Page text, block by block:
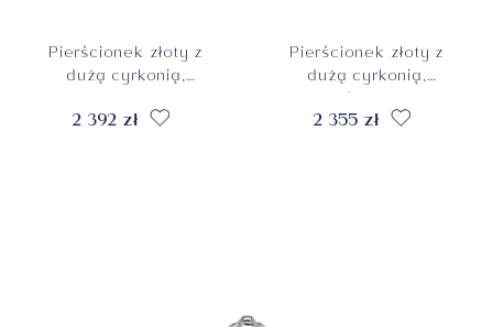
Pierścionek złoty z
dużą cyrkonią,
złota, rozmiar 12,
2 392 zł
Pierścionek złoty z
dużą cyrkonią,
próba 585
2 355 zł